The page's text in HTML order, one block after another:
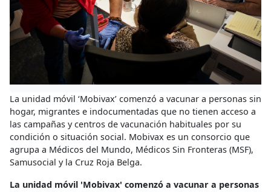
La unidad móvil ‘Mobivax’ comenzó a vacunar a personas sin
hogar, migrantes e indocumentadas que no tienen acceso a
las campañas y centros de vacunación habituales por su
condición o situación social. Mobivax es un consorcio que
agrupa a Médicos del Mundo, Médicos Sin Fronteras (MSF),
Samusocial y la Cruz Roja Belga.
La unidad móvil 'Mobivax' comenzó a vacunar a personas